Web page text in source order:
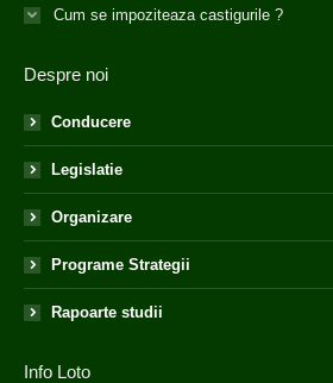
Cum se impoziteaza castigurile ?
Despre noi
Conducere
Legislatie
Organizare
Programe Strategii
Rapoarte studii
Info Loto